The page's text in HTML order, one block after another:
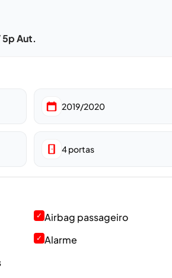
5p Aut.
2019/2020
4portas
✓ Airbag passageiro
✓ Alarme